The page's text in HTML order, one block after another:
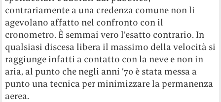
contrariamente a una credenza comune non li
agevolano affatto nel confronto con il
cronometro. È semmai vero l’esatto contrario. In
qualsiasi discesa libera il massimo della velocità si
raggiunge infatti a contatto con la neve e non in
aria, al punto che negli anni ’70 è stata messa a
punto una tecnica per minimizzare la permanenza
aerea.